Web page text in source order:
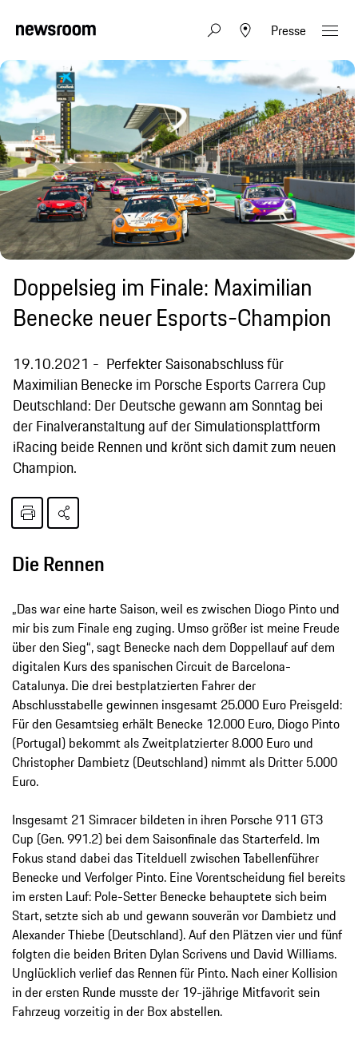
Presse
Doppelsieg im Finale: Maximilian
Benecke neuer Esports-Champion
19.10.2021
Perfekter Saisonabschluss für
Maximilian Benecke im Porsche Esports Carrera Cup
Deutschland: Der Deutsche gewann am Sonntag bei
der Finalveranstaltung auf der Simulationsplattform
iRacing beide Rennen und krönt sich damit zum neuen
Champion.
Die Rennen
„Das war eine harte Saison, weil es zwischen Diogo Pinto und
mir bis zum Finale eng zuging. Umso größer ist meine Freude
über den Sieg“, sagt Benecke nach dem Doppellauf auf dem
digitalen Kurs des spanischen Circuit de Barcelona-
Catalunya. Die drei bestplatzierten Fahrer der
Abschlusstabelle gewinnen insgesamt 25.000 Euro Preisgeld:
Für den Gesamtsieg erhält Benecke 12.000 Euro, Diogo Pinto
(Portugal) bekommt als Zweitplatzierter 8.000 Euro und
Christopher Dambietz (Deutschland) nimmt als Dritter 5.000
Euro.
Insgesamt 21 Simracer bildeten in ihren Porsche 911 GT3
Cup (Gen. 991.2) bei dem Saisonfinale das Starterfeld. Im
Fokus stand dabei das Titelduell zwischen Tabellenführer
Benecke und Verfolger Pinto. Eine Vorentscheidung fiel bereits
im ersten Lauf: Pole-Setter Benecke behauptete sich beim
Start, setzte sich ab und gewann souverän vor Dambietz und
Alexander Thiebe (Deutschland). Auf den Plätzen vier und fünf
folgten die beiden Briten Dylan Scrivens und David Williams.
Unglücklich verlief das Rennen für Pinto. Nach einer Kollision
in der ersten Runde musste der 19-jährige Mitfavorit sein
Fahrzeug vorzeitig in der Box abstellen.